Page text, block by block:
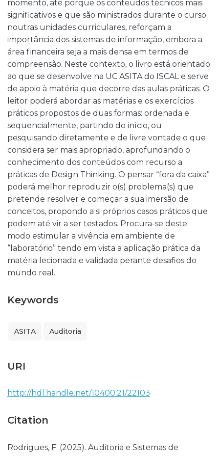
momento, até porque os conteúdos técnicos mais
significativos e que são ministrados durante o curso
noutras unidades curriculares, reforçam a
importância dos sistemas de informação, embora a
área financeira seja a mais densa em termos de
compreensão. Neste contexto, o livro está orientado
ao que se desenvolve na UC ASITA do ISCAL e serve
de apoio à matéria que decorre das aulas práticas. O
leitor poderá abordar as matérias e os exercícios
práticos propostos de duas formas: ordenada e
sequencialmente, partindo do início, ou
pesquisando diretamente e de livre vontade o que
considera ser mais apropriado, aprofundando o
conhecimento dos conteúdos com recurso a
práticas de Design Thinking. O pensar “fora da caixa”
poderá melhor reproduzir o(s) problema(s) que
pretende resolver e começar a sua imersão de
conceitos, propondo a si próprios casos práticos que
podem até vir a ser testados. Procura-se deste
modo estimular a vivência em ambiente de
“laboratório” tendo em vista a aplicação prática da
matéria lecionada e validada perante desafios do
mundo real.
Keywords
ASITA Auditoria
URI
http://hdl.handle.net/10400.21/22103
Citation
Rodrigues, F. (2025). Auditoria e Sistemas de